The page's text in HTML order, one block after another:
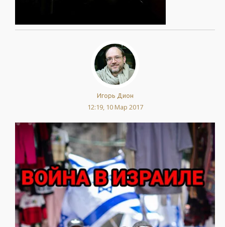
Игорь Дион
12:19, 10 Мар 2017